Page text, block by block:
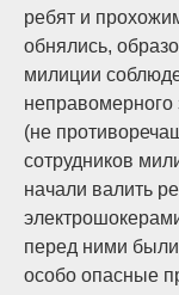
ребят и
обнялись,
милиции
неправомерного
(не
сотрудников
начали валить
перед ними
особо опасные